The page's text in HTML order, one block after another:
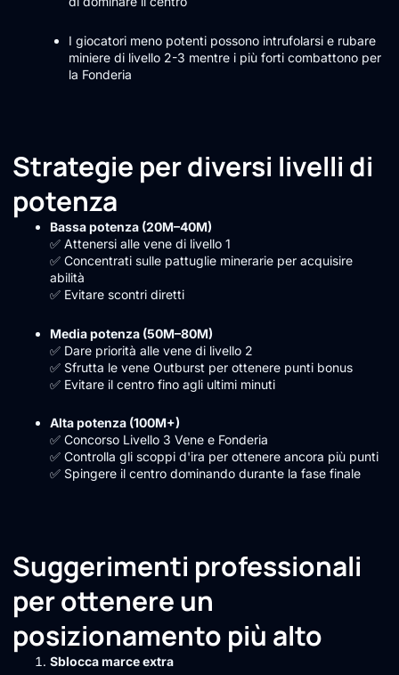
I giocatori meno potenti possono intrufolarsi e rubare
miniere di livello 2-3 mentre i più forti combattono per
la Fonderia
Strategie per diversi livelli di
potenza
Bassa potenza (20M–40M)
✅ Attenersi alle vene di livello 1
✅ Concentrati sulle pattuglie minerarie per acquisire
abilità
✅ Evitare scontri diretti
Media potenza (50M–80M)
✅ Dare priorità alle vene di livello 2
✅ Sfrutta le vene Outburst per ottenere punti bonus
✅ Evitare il centro fino agli ultimi minuti
Alta potenza (100M+)
✅ Concorso Livello 3 Vene e Fonderia
✅ Controlla gli scoppi d'ira per ottenere ancora più punti
✅ Spingere il centro dominando durante la fase finale
Suggerimenti professionali
per ottenere un
posizionamento più alto
Sblocca marce extra